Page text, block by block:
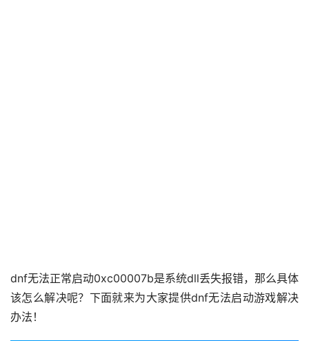
dnf无法正常启动0xc00007b是系统dll丢失报错，那么具体
该怎么解决呢？下面就来为大家提供dnf无法启动游戏解决
办法！